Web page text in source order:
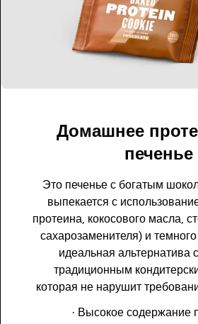
Домашнее
печенье
Это печенье с богатым
выпекается с
протеина, кокосового масла,
сахарозаменителя) и
идеальная альтернатива
традиционным
которая не нарушит
· Высокое содержание